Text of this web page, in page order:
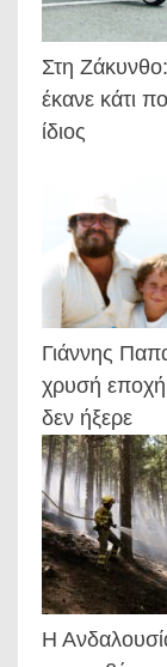
Στη Ζάκυνθο:
έκανε κάτι
ίδιος
Γιάννης
χρυσή εποχή
δεν ήξερε
Η